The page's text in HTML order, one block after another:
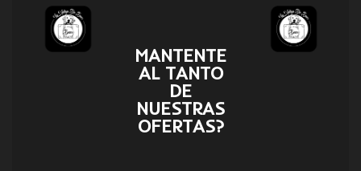
MANTENTE
AL TANTO
DE
NUESTRAS
OFERTAS?